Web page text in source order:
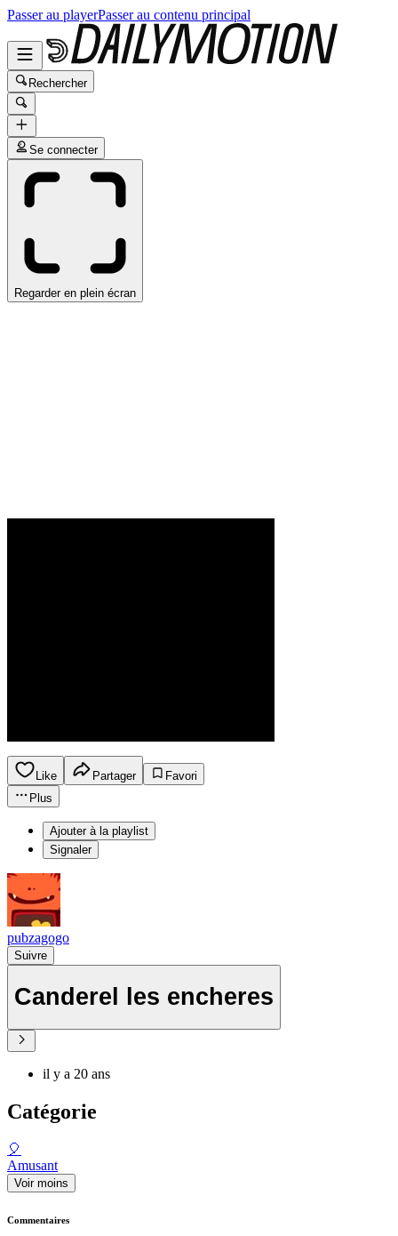
Passer au playerPasser au contenu principal
Rechercher
Se connecter
Regarder en plein écran
Like Partager
Favori
Plus
Ajouter à la playlist
Signaler
pubzagogo
Suivre
Canderel les encheres
il y a 20 ans
Catégorie
🎈
Amusant
Voir moins
Commentaires